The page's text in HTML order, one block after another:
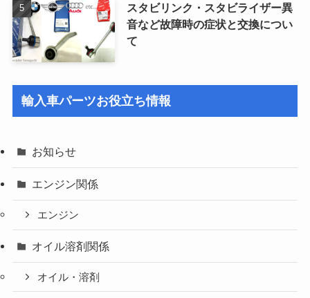
スタビリンク・スタビライザー異
音など故障時の症状と交換につい
て
輸入車パーツお役立ち情報
お知らせ
エンジン関係
エンジン
オイル溶剤関係
オイル・溶剤